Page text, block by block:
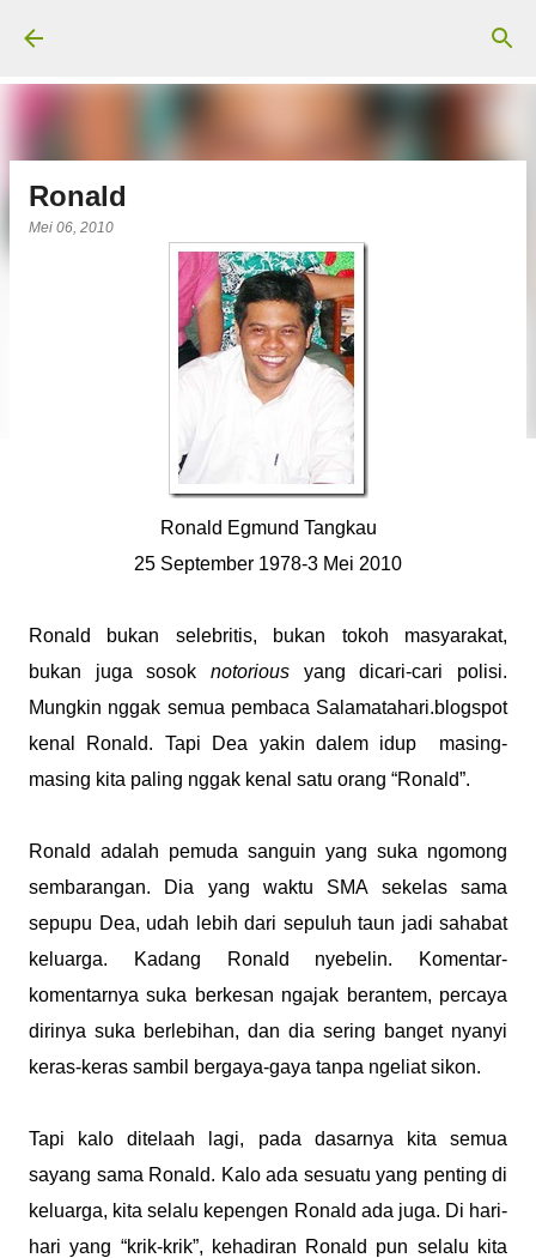
Ronald
Mei 06, 2010
Ronald Egmund Tangkau
25 September 1978-3 Mei 2010
Ronald bukan selebritis, bukan tokoh masyarakat,
bukan juga sosok notorious yang dicari-cari polisi.
Mungkin nggak semua pembaca Salamatahari.blogspot
kenal Ronald. Tapi Dea yakin dalem idup masing-
masing kita paling nggak kenal satu orang “Ronald”.
Ronald adalah pemuda sanguin yang suka ngomong
sembarangan. Dia yang waktu SMA sekelas sama
sepupu Dea, udah lebih dari sepuluh taun jadi sahabat
keluarga. Kadang Ronald nyebelin. Komentar-
komentarnya suka berkesan ngajak berantem, percaya
dirinya suka berlebihan, dan dia sering banget nyanyi
keras-keras sambil bergaya-gaya tanpa ngeliat sikon.
Tapi kalo ditelaah lagi, pada dasarnya kita semua
sayang sama Ronald. Kalo ada sesuatu yang penting di
keluarga, kita selalu kepengen Ronald ada juga. Di hari-
hari yang “krik-krik”, kehadiran Ronald pun selalu kita